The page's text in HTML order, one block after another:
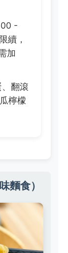
-
續，
加
翻滾
檸檬
麵食）